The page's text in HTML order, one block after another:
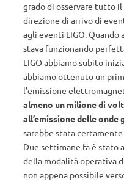
grado di osservare tutto
direzione di arrivo di
agli eventi LIGO.
stava funzionando
LIGO abbiamo subito
abbiamo ottenuto un
l’emissione
almeno un milione di
all’emissione delle
sarebbe stata certamente
Due settimane fa è stato
della modalità operativa
non appena possibile